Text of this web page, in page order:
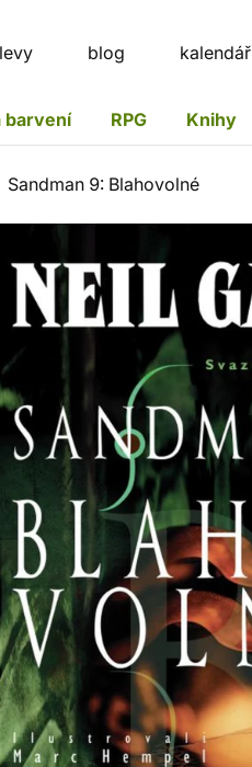
blog kalendář
barvení RPG Knihy
Sandman 9: Blahovolné